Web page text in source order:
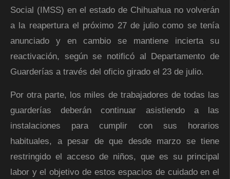
Social (IMSS) en el estado de Chihuahua no volverán
a la reapertura el próximo 27 de julio como se tenía
anunciado y en cambio se mantiene incierta su
reactivación, según se notificó al Departamento de
Guarderías a través del oficio girado el 23 de julio.
Por otra parte, los miles de trabajadores de todas las
guarderías deberán continuar asistiendo a las
instalaciones para cumplir con sus horarios
habituales, a pesar de que desde marzo se tiene
restringido el acceso de niños, que es su principal
labor y el objetivo de estos espacios de cuidado en el